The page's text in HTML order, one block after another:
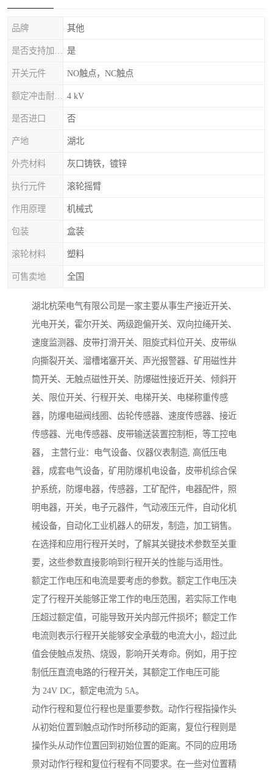
品牌 其他
是
开关元件 NO触点，NC触点
4 kV
是否进口 否
产地 湖北
外壳材料 灰口铸铁，镀锌
执行元件 滚轮摇臂
作用原理 机械式
包装 盒装
滚轮材料 塑料
可售卖地 全国
湖北杭荣电气有限公司是一家主要从事生产接近开关、
光电开关，霍尔开关、两级跑偏开关、双向拉绳开关、
速度监测器、皮带打滑开关、阻旋式料位开关、皮带纵
向撕裂开关、溜槽堵塞开关、声光报警器、矿用磁性井
筒开关、无触点磁性开关、防爆磁性接近开关、倾斜开
关、限位开关、行程开关、电梯开关、电梯称重传感
器，防爆电磁阀线圈、齿轮传感器、速度传感器、接近
传感器、光电传感器、皮带输送装置控制柜，等工控电
器， 主营行业：电气设备、仪器仪表制造, 高低压电
器，成套电气设备，矿用防爆机电设备，皮带机综合保
护系统，防爆电器，传感器，工矿配件，电器配件，照
明电器，开关，电子元器件，气动液压元件，自动化机
械设备，自动化工业机器人的研发，制造，加工销售。
在选择和应用行程开关时，了解其关键技术参数至关重
要，这些参数直接影响到行程开关的性能与适用性。
额定工作电压和电流是要考虑的参数。额定工作电压决
定了行程开关能够正常工作的电压范围，若实际工作电
压超过额定值，可能导致开关内部元件损坏；额定工作
电流则表示行程开关能够安全承载的电流大小，超过此
值会使触点发热、烧毁，影响开关寿命。例如，用于控
制低压直流电路的行程开关，其额定工作电压可能
为 24V DC，额定电流为 5A。
动作行程和复位行程也是重要参数。动作行程指操作头
从初始位置到触点动作时所移动的距离，复位行程则是
操作头从动作位置回到初始位置的距离。不同的应用场
景对动作行程和复位行程有不同要求。在一些对位置精